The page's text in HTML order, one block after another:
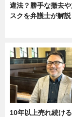
違法？勝手な撤去や
スクを弁護士が解説
10年以上売れ続け